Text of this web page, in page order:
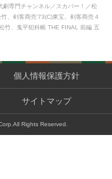
専門チャンネル／スカパー！／松
、剣客商売'73(C)東宝、剣客商売４
竹、鬼平犯科帳 THE FINAL 前編 五
個人情報保護方針
サイトマップ
Rights Reserved.